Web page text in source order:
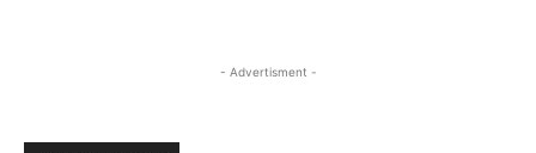
- Advertisment -